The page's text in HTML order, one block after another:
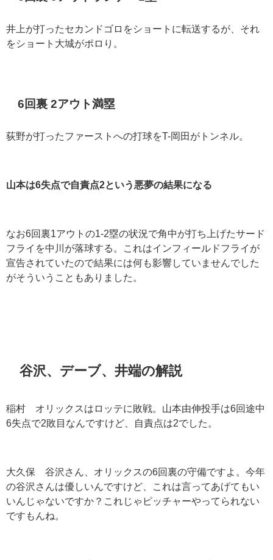
井上が打ったセカンドゴロをショートに転送するが、それ
をショート大城がポロり。
6 回裏 2アウト満塁
荻野が打ったファーストへの打球をT-岡田がトンネル。
山本は6失点で自責点2という悪夢の結果になる
なお6回裏1 アウトの1-2塁の状況で角中が打ち上げたサード
フライを中川が落球する。これはインフィールドフライが
宣告されていたので結果には何も影響していませんでした
がそういうこともありました。
谷沢、デーブ、井端の解説
稲村 オリックスはロッテに敗戦。山本由伸投手は6回途中
6失点で2敗目なんですけど、自責点は2でした。
大久保 谷沢さん、オリックスの6回裏の守備ですよ。今年
の谷沢さんは優しいんですけど、これは言ってあげてもい
いんじゃないですか？これじゃピッチャーやってられない
ですもんね。